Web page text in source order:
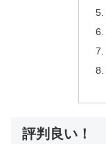
評判良い！